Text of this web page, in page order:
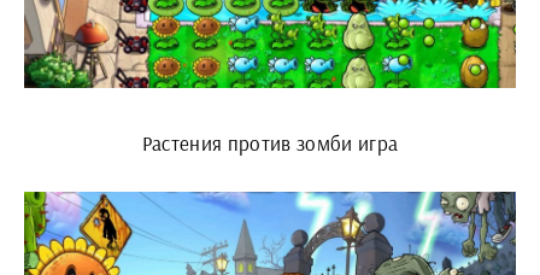
Растения против зомби игра